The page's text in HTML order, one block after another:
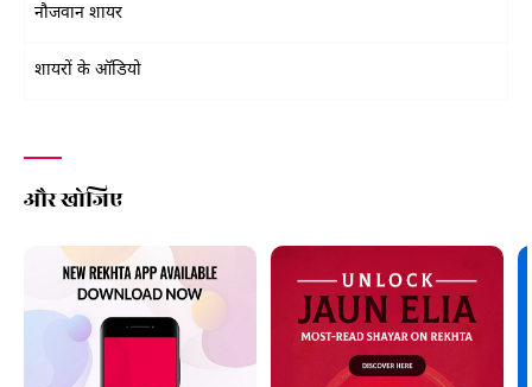
नौजवान शायर
शायरों के ऑडियो
और खोजिए